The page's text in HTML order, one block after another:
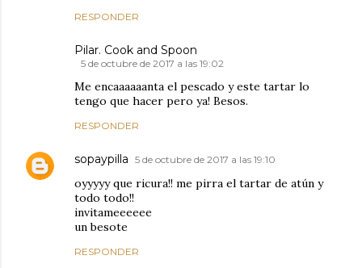
RESPONDER
Pilar. Cook and Spoon
5 de octubre de 2017 a las 19:02
Me encaaaaaanta el pescado y este tartar lo
tengo que hacer pero ya! Besos.
RESPONDER
sopaypilla 5 de octubre de 2017 a las 19:10
oyyyyy que ricura!! me pirra el tartar de atún y
todo todo!!
invitameeeeee
un besote
RESPONDER